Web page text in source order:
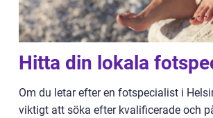
Hitta din lokala
Om du letar efter en fotspecialist i
viktigt att söka efter kvalificerade och